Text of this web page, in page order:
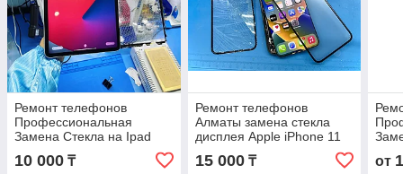
Ремонт телефонов
Профессиональная
Замена Стекла на Ipad
любой модели с
гарантией
10 000 ₸
Ремонт телефонов
Алматы замена стекла
дисплея Apple iPhone 11
Оригинал С Гарантией
15 000₸ от